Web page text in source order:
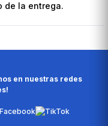
de la entrega.
en nuestras redes